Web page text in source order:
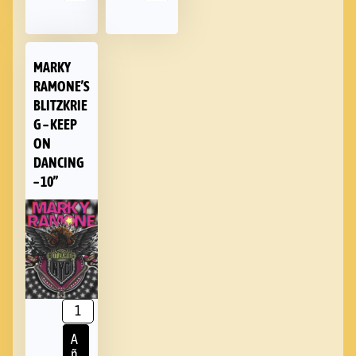
MARKY
RAMONE’S
BLITZKRIE
G – KEEP
ON
DANCING
– 10”
A